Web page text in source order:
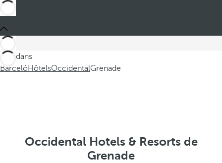
Ces dans
BarcelóHôtelsOccidentalGrenade
Occidental Hotels & Resorts de
Grenade